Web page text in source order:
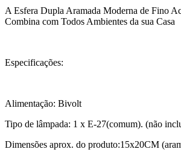
A Esfera Dupla Aramada Moderna de Fino
Combina com Todos Ambientes da sua Casa
Especificações:
Alimentação: Bivolt
Tipo de lâmpada: 1 x E-27(comum). (não
Dimensões aprox. do produto:15x20CM